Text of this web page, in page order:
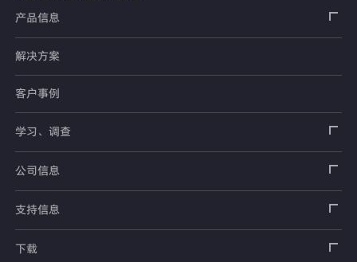
产品信息
应变片
传感器
载荷传感器
加速度传感器
压力传感器
土木用传感器
载荷传感器
土压计
汽车用传感器
安全带拉力传感器
测量器
软件
解决方案
客户事例
学习、调查
应变片
传感器
测量仪器
公司信息
销售网络
公司概况
支持信息
安全数据表（SDS）
下载